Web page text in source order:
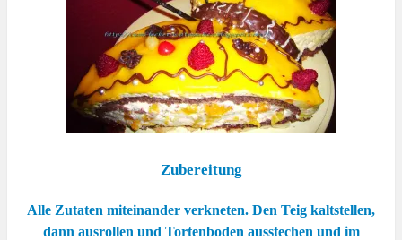
Zubereitung
Alle Zutaten miteinander verkneten. Den Teig kaltstellen,
dann ausrollen und Tortenboden ausstechen und im